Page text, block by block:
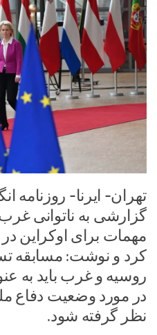
تهران- ایرنا- روزنامه
گزارشی به ناتوانی
مهمات برای اوکراین
کرد و نوشت: مسابقه
روسیه و غرب باید به
در مورد وضعیت دفاع
نظر گرفته شود.